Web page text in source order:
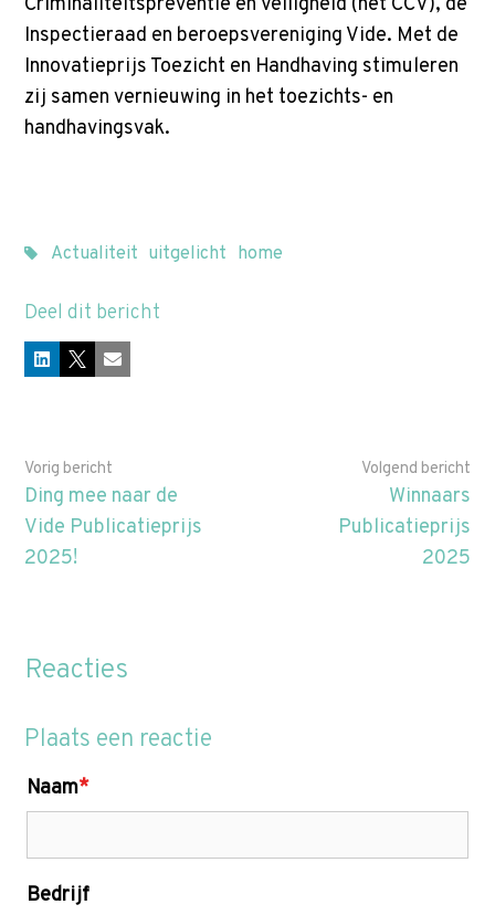
Inspectieraad en beroepsvereniging Vide. Met de
Innovatieprijs Toezicht en Handhaving stimuleren
zij samen vernieuwing in het toezichts- en
handhavingsvak.
Actualiteit uitgelicht home
Deel dit bericht
LinkedIn
X E-mail
Vorig bericht
Ding mee naar de
Vide Publicatieprijs
2025!
Volgend bericht
Winnaars
Publicatieprijs
2025
Reacties
Plaats een reactie
Naam*
Bedrijf